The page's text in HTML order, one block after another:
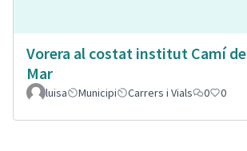
Vorera al costat institut Camí de
Mar
luisa Municipi Carrers i Vials 0 0